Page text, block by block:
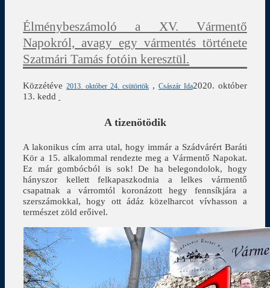
Élménybeszámoló a XV. Vármentő
Napokról, avagy egy vármentés története
Szatmári Tamás fotóin keresztül.
Közzétéve2013. október 24. csütörtök , Császár Ida2020. október
13. kedd
A tizenötödik
A lakonikus cím arra utal, hogy immár a Szádvárért Baráti
Kör a 15. alkalommal rendezte meg a Vármentő Napokat.
Ez már gombócból is sok! De ha belegondolok, hogy
hányszor kellett felkapaszkodnia a lelkes vármentő
csapatnak a várromtól koronázott hegy fennsíkjára a
szerszámokkal, hogy ott ádáz közelharcot vívhasson a
természet zöld erőivel.